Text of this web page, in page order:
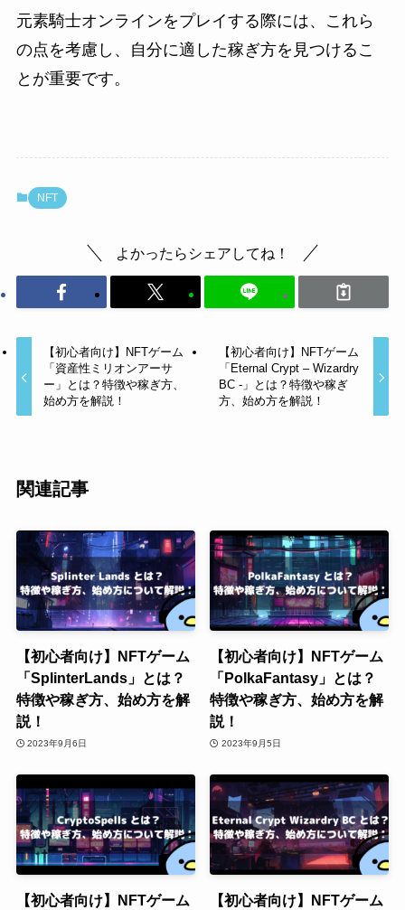
元素騎士オンラインをプレイする際には、これら
の点を考慮し、自分に適した稼ぎ方を見つけるこ
とが重要です。
NFT
よかったらシェアしてね！
【初心者向け】NFTゲーム
「資産性ミリオンアーサ
ー」とは？特徴や稼ぎ方、
始め方を解説！
【初心者向け】NFTゲーム
「Eternal Crypt – Wizardry
BC -」とは？特徴や稼ぎ
方、始め方を解説！
関連記事
【初心者向け】NFTゲーム
「SplinterLands」とは？
特徴や稼ぎ方、始め方を解
説！
2023年9月6日
【初心者向け】NFTゲーム
「PolkaFantasy」とは？
特徴や稼ぎ方、始め方を解
説！
2023年9月5日
【初心者向け】NFTゲーム
【初心者向け】NFTゲーム